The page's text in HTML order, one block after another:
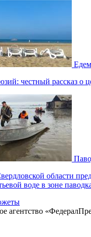
честный рассказ о
области
воде в зоне
агентство